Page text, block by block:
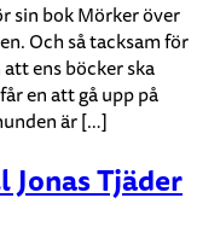
sin bok Mörker över
Och så tacksam för
ens böcker ska
en att gå upp på
är […]
Tjäder